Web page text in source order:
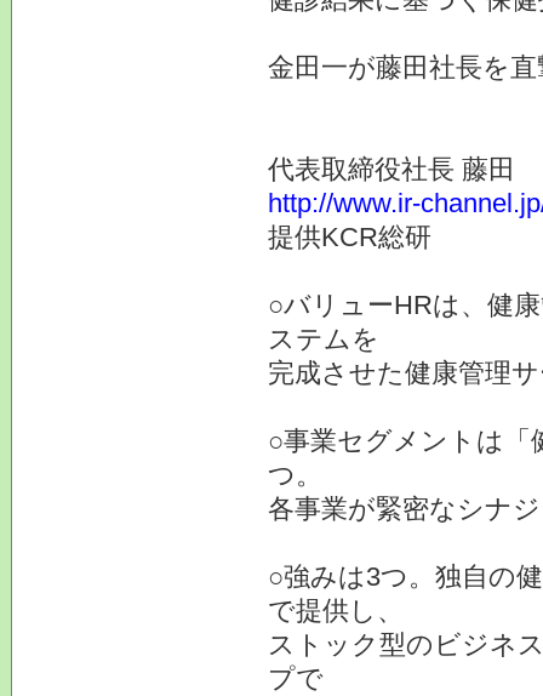
金田一が藤田社長を
代表取締役社長 藤
http://www.ir-
提供KCR総研
○バリューHRは、健
ステムを
完成させた健康管理
○事業セグメントは「
つ。
各事業が緊密なシナ
○強みは3つ。独自の
で提供し、
ストック型のビジネ
プで